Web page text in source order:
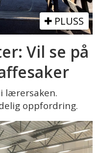
PLUSS
Vil se på
lærersaken.
oppfordring.